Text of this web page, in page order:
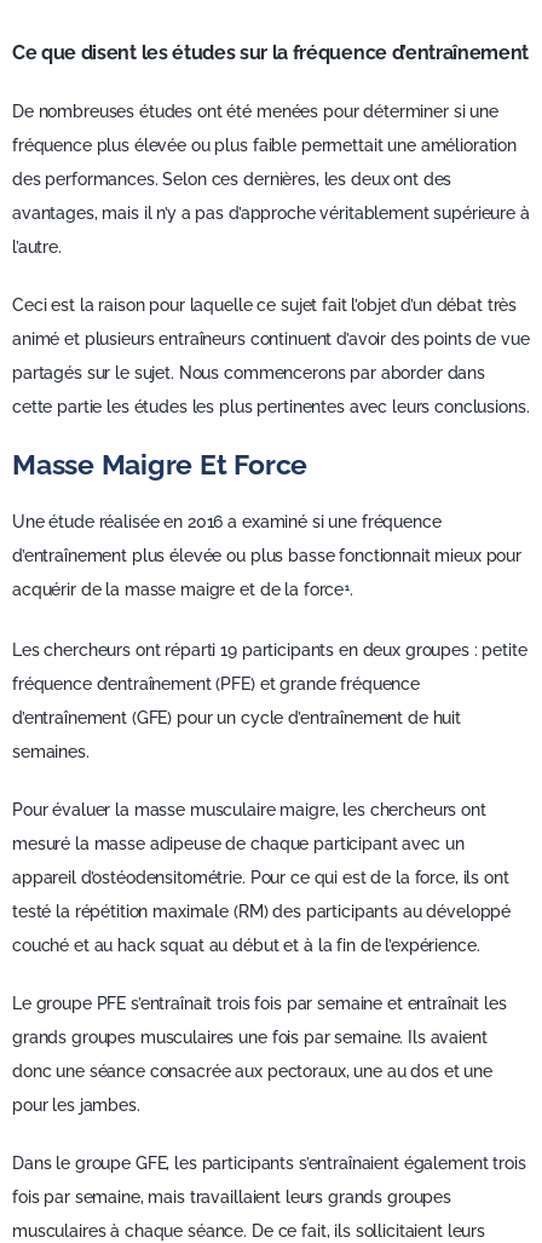
Ce que disent les études sur la fréquence d’entraînement
De nombreuses études ont été menées pour déterminer si une
fréquence plus élevée ou plus faible permettait une amélioration
des performances. Selon ces dernières, les deux ont des
avantages, mais il n’y a pas d’approche véritablement supérieure à
l’autre.
Ceci est la raison pour laquelle ce sujet fait l’objet d’un débat très
animé et plusieurs entraîneurs continuent d’avoir des points de vue
partagés sur le sujet. Nous commencerons par aborder dans
cette partie les études les plus pertinentes avec leurs conclusions.
Masse Maigre Et Force
Une étude réalisée en 2016 a examiné si une fréquence
d’entraînement plus élevée ou plus basse fonctionnait mieux pour
acquérir de la masse maigre et de la force1.
Les chercheurs ont réparti 19 participants en deux groupes : petite
fréquence d’entraînement (PFE) et grande fréquence
d’entraînement (GFE) pour un cycle d’entraînement de huit
semaines.
Pour évaluer la masse musculaire maigre, les chercheurs ont
mesuré la masse adipeuse de chaque participant avec un
appareil d’ostéodensitométrie. Pour ce qui est de la force, ils ont
testé la répétition maximale (RM) des participants au développé
couché et au hack squat au début et à la fin de l’expérience.
Le groupe PFE s’entraînait trois fois par semaine et entraînait les
grands groupes musculaires une fois par semaine. Ils avaient
donc une séance consacrée aux pectoraux, une au dos et une
pour les jambes.
Dans le groupe GFE, les participants s’entraînaient également trois
fois par semaine, mais travaillaient leurs grands groupes
musculaires à chaque séance. De ce fait, ils sollicitaient leurs